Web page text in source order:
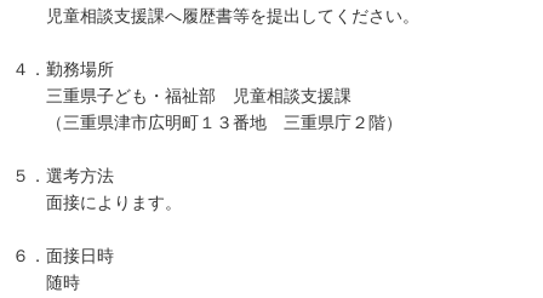
児童相談支援課へ履歴書等を提出してください。
４．勤務場所
三重県子ども・福祉部 児童相談支援課
（三重県津市広明町１３番地 三重県庁２階）
５．選考方法
面接によります。
６．面接日時
随時